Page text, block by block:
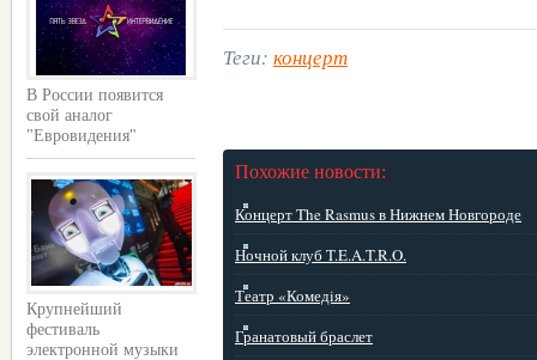
В России появится
свой аналог
"Евровидения"
Крупнейший
фестиваль
электронной музыки
Теги: концерт
Похожие новости:
Концерт The Rasmus в Нижнем Новгороде
Ночной клуб T.E.A.T.R.O.
Театр «Комедiя»
Гранатовый браслет